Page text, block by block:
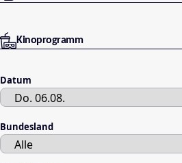
Kinoprogramm
Datum
Bundesland